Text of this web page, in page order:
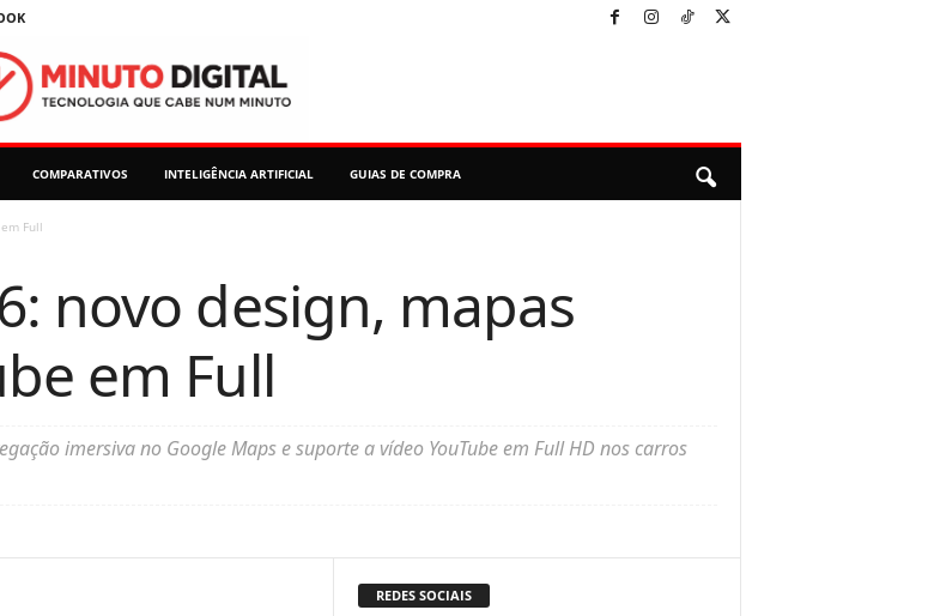
COMPARATIVOS INTELIGÊNCIA ARTIFICIAL GUIAS DE COMPRA
Full
novo design, mapas
em Full
imersiva no Google Maps e suporte a vídeo YouTube em Full HD nos carros
REDES SOCIAIS